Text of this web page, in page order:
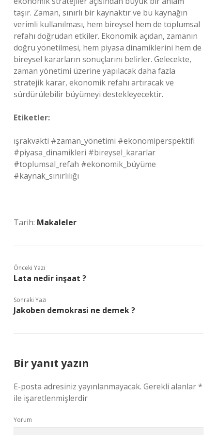
taşır. Zaman, sınırlı bir kaynaktır ve bu kaynağın
verimli kullanılması, hem bireysel hem de toplumsal
refahı doğrudan etkiler. Ekonomik açıdan, zamanın
doğru yönetilmesi, hem piyasa dinamiklerini hem de
bireysel kararların sonuçlarını belirler. Gelecekte,
zaman yönetimi üzerine yapılacak daha fazla
stratejik karar, ekonomik refahı artıracak ve
sürdürülebilir büyümeyi destekleyecektir.
Etiketler:
ışrakvakti #zaman_yönetimi #ekonomiperspektifi
#piyasa_dinamikleri #bireysel_kararlar
#toplumsal_refah #ekonomik_büyüme
#kaynak_sınırlılığı
Tarih: Makaleler
Önceki Yazı
Lata nedir inşaat ?
Sonraki Yazı
Jakoben demokrasi ne demek ?
Bir yanıt yazın
E-posta adresiniz yayınlanmayacak. Gerekli alanlar*
ile işaretlenmişlerdir
Yorum